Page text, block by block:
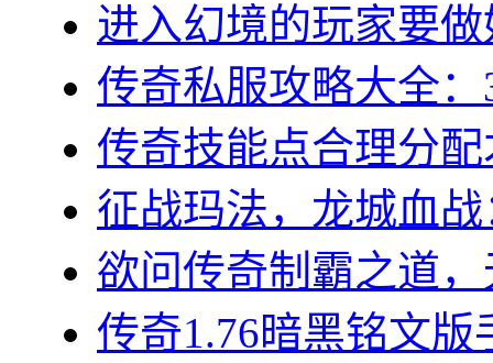
进入幻境的玩家要
传奇私服攻略大全
传奇技能点合理分
征战玛法，龙城血
欲问传奇制霸之道
传奇1.76暗黑铭文